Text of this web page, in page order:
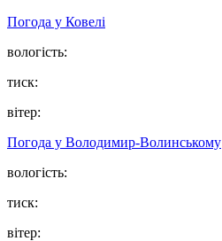
Погода у Ковелі
вологість:
тиск:
вітер:
Погода у Володимир-Волинському
вологість:
тиск:
вітер: